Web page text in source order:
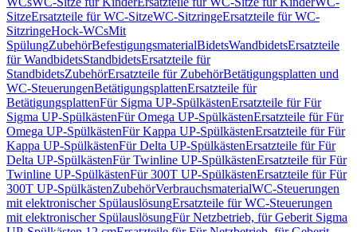
SitzeErsatzteile für WC-SitzeWC-SitzringeErsatzteile für WC-
SitzringeHock-WCsMit
SpülungZubehörBefestigungsmaterialBidetsWandbidetsErsatzteile
für WandbidetsStandbidetsErsatzteile für
StandbidetsZubehörErsatzteile für ZubehörBetätigungsplatten und
WC-SteuerungenBetätigungsplattenErsatzteile für
BetätigungsplattenFür Sigma UP-SpülkästenErsatzteile für Für
Sigma UP-SpülkästenFür Omega UP-SpülkästenErsatzteile für Für
Omega UP-SpülkästenFür Kappa UP-SpülkästenErsatzteile für Für
Kappa UP-SpülkästenFür Delta UP-SpülkästenErsatzteile für Für
Delta UP-SpülkästenFür Twinline UP-SpülkästenErsatzteile für Für
Twinline UP-SpülkästenFür 300T UP-SpülkästenErsatzteile für Für
300T UP-SpülkästenZubehörVerbrauchsmaterialWC-Steuerungen
mit elektronischer SpülauslösungErsatzteile für WC-Steuerungen
mit elektronischer SpülauslösungFür Netzbetrieb, für Geberit Sigma